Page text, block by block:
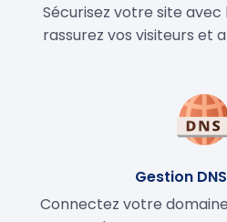
Sécurisez votre site avec
rassurez vos visiteurs et
Gestion
Connectez votre